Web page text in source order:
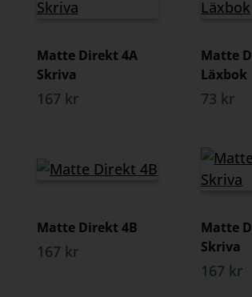
Matte Direkt 4A
Skriva
167 kr
Matte
Läxbok
73 kr
Matte Direkt 4B
167 kr
Matte
Skriva
167 kr